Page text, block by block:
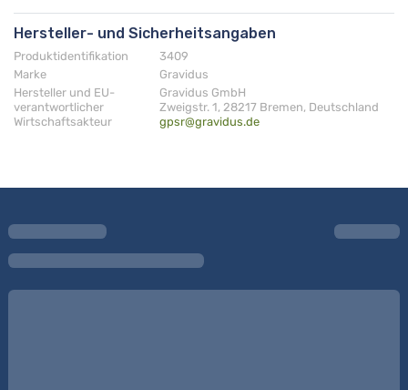
Hersteller- und Sicherheitsangaben
Produktidentifikation
3409
Marke
Gravidus
Hersteller und EU-
verantwortlicher
Wirtschaftsakteur
Gravidus GmbH
Zweigstr. 1, 28217 Bremen, Deutschland
gpsr@gravidus.de